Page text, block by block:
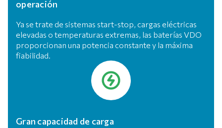
operación
Ya se trate de sistemas start-stop, cargas eléctricas
elevadas o temperaturas extremas, las baterías VDO
proporcionan una potencia constante y la máxima
fiabilidad.
Gran capacidad de carga